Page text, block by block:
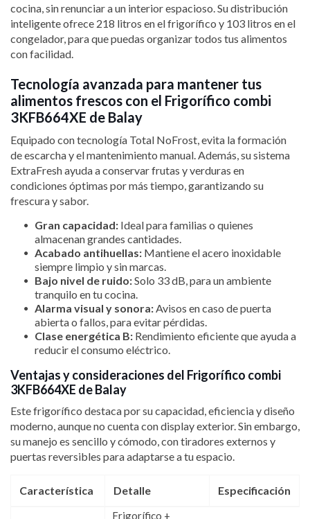
cocina, sin renunciar a un interior espacioso. Su distribución
inteligente ofrece 218 litros en el frigorífico y 103 litros en el
congelador, para que puedas organizar todos tus alimentos
con facilidad.
Tecnología avanzada para mantener tus
alimentos frescos con el Frigorífico combi
3KFB664XE de Balay
Equipado con tecnología Total NoFrost, evita la formación
de escarcha y el mantenimiento manual. Además, su sistema
ExtraFresh ayuda a conservar frutas y verduras en
condiciones óptimas por más tiempo, garantizando su
frescura y sabor.
Gran capacidad: Ideal para familias o quienes
almacenan grandes cantidades.
Acabado antihuellas: Mantiene el acero inoxidable
siempre limpio y sin marcas.
Bajo nivel de ruido:Solo 33 dB, para un ambiente
tranquilo en tu cocina.
Alarma visual y sonora:Avisos en caso de puerta
abierta o fallos, para evitar pérdidas.
Clase energética B: Rendimiento eficiente que ayuda a
reducir el consumo eléctrico.
Ventajas y consideraciones del Frigorífico combi
3KFB664XE de Balay
Este frigorífico destaca por su capacidad, eficiencia y diseño
moderno, aunque no cuenta con display exterior. Sin embargo,
su manejo es sencillo y cómodo, con tiradores externos y
puertas reversibles para adaptarse a tu espacio.
Característica Detalle Especificación
Frigorífico +